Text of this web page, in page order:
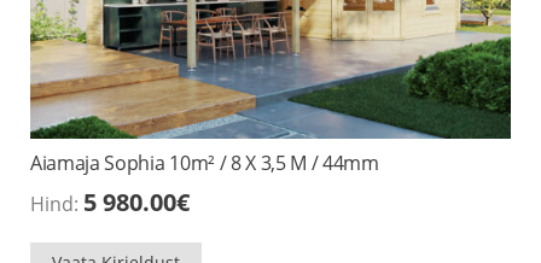
Aiamaja Sophia 10m² / 8 X 3,5 M / 44mm
Hind: 5 980.00€